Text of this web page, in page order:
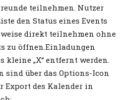
teilnehmen. Nutzer
den Status eines Events
direkt teilnehmen ohne
zu öffnen.Einladungen
kleine „X“ entfernt werden.
sind über das Options-Icon
Export des Kalender in